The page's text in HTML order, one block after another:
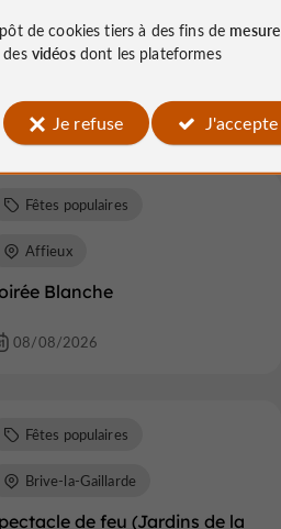
08/08/2026
Blanche
Fêtes populaires
Affieux
08/08/2026
de feu (Jardins de la
Fêtes populaires
Brive-la-Gaillarde
de cookies tiers à des fins de mesure
vidéosdont les plateformes
Je refuse J'accepte